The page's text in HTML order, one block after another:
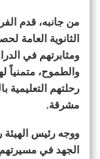
من جانبه، قدم
الثانوية العامة
ومثابرتهم في
والطموح، متمنياً
رحلتهم التعليمية
مشرقة.
ووجه رئيس الهيئة
الجهد في